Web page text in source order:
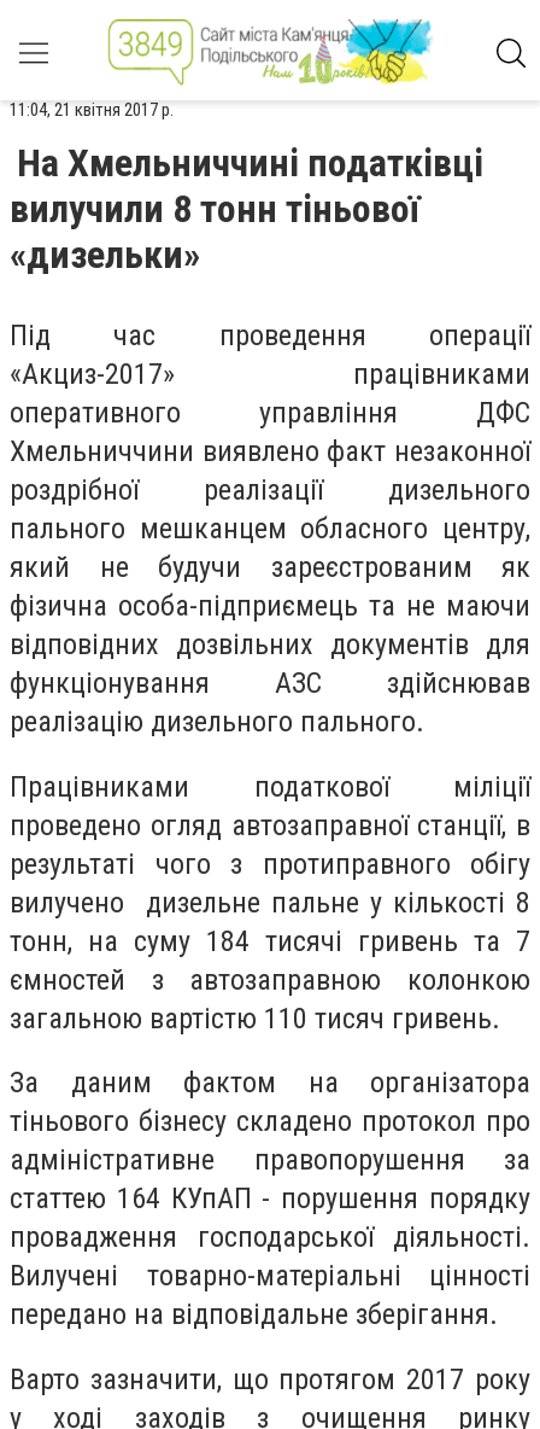
11:04, 21 квітня 2017 р.
На Хмельниччині податківці
вилучили 8 тонн тіньової
«дизельки»
Під час проведення операції
«Акциз-2017» працівниками
оперативного управління ДФС
Хмельниччини виявлено факт незаконної
роздрібної реалізації дизельного
пального мешканцем обласного центру,
який не будучи зареєстрованим як
фізична особа-підприємець та не маючи
відповідних дозвільних документів для
функціонування АЗС здійснював
реалізацію дизельного пального.
Працівниками податкової міліції
проведено огляд автозаправної станції, в
результаті чого з протиправного обігу
вилучено дизельне пальне у кількості 8
тонн, на суму 184 тисячі гривень та 7
ємностей з автозаправною колонкою
загальною вартістю 110 тисяч гривень.
За даним фактом на організатора
тіньового бізнесу складено протокол про
адміністративне правопорушення за
статтею 164 КУпАП - порушення порядку
провадження господарської діяльності.
Вилучені товарно-матеріальні цінності
передано на відповідальне зберігання.
Варто зазначити, що протягом 2017 року
у ході заходів з очищення ринку